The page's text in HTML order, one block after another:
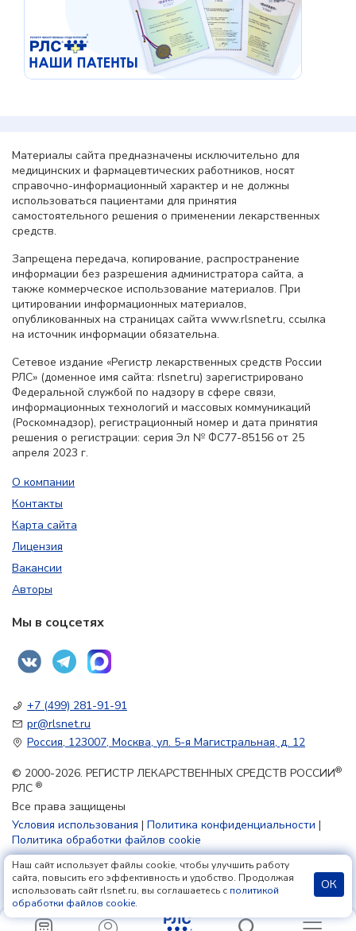
Материалы сайта предназначены исключительно для
медицинских и фармацевтических работников, носят
справочно-информационный характер и не должны
использоваться пациентами для принятия
самостоятельного решения о применении лекарственных
средств.
Запрещена передача, копирование, распространение
информации без разрешения администратора сайта, а
также коммерческое использование материалов. При
цитировании информационных материалов,
опубликованных на страницах сайта www.rlsnet.ru, ссылка
на источник информации обязательна.
Сетевое издание «Регистр лекарственных средств России
РЛС» (доменное имя сайта: rlsnet.ru) зарегистрировано
Федеральной службой по надзору в сфере связи,
информационных технологий и массовых коммуникаций
(Роскомнадзор), регистрационный номер и дата принятия
решения о регистрации: серия Эл № ФС77-85156 от 25
апреля 2023 г.
О компании
Контакты
Карта сайта
Лицензия
Вакансии
Авторы
Мы в соцсетях
+7 (499) 281-91-91
pr@rlsnet.ru
Россия, 123007, Москва, ул. 5-я Магистральная, д. 12
© 2000-2026. РЕГИСТР ЛЕКАРСТВЕННЫХ СРЕДСТВ РОССИИ®
РЛС ®
Все права защищены
Условия использования | Политика конфиденциальности |
Политика обработки файлов cookie
18+
Наш сайт использует файлы cookie, чтобы улучшить работу
сайта, повысить его эффективность и удобство. Продолжая
использовать сайт rlsnet.ru, вы соглашаетесь с политикой
обработки файлов cookie.
ОК